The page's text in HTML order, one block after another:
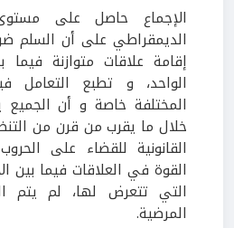
الإجماع حاصل على
الديمقراطي على أن السلم
إقامة علاقات متوازنة فيما
الواحد، و تطبع التعامل
المختلفة خاصة و أن الجميع
خلال ما يقرب من قرن من
القانونية للقضاء على
القوة في العلاقات فيما بين
التي تتعرض لها، لم يتم
المرضية.